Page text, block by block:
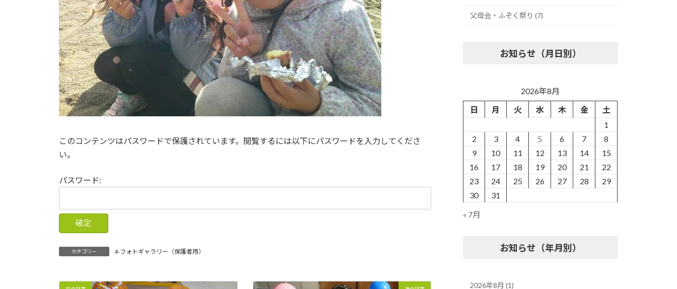
このコンテンツはパスワードで保護されています。閲覧するには以下にパスワードを入力してくださ
い。
パスワード:
カテゴリー 4-フォトギャラリー（保護者用）
父母会・ふぞく祭り (7)
お知らせ（月日別）
2026年8月
日
月 火 水 木 金
土
1
2
3 4 5 6 7
8
9
10 11 12 13 14
15
16
17 18 19 20 21
22
23
24 25 26 27 28
29
30
31
« 7月
お知らせ（年月別）
2026年8月 (1)